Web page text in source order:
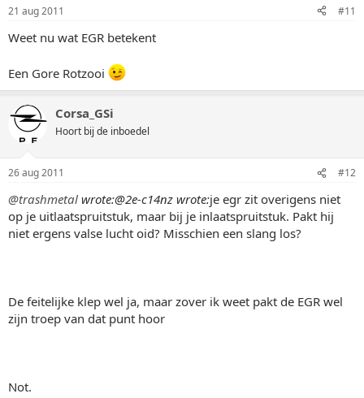
21 aug 2011 #11
Weet nu wat EGR betekent
Een Gore Rotzooi
Corsa_GSi
Hoort bij de inboedel
26 aug 2011 #12
@trashmetal wrote:@2e-c14nz wrote:je egr zit overigens niet
op je uitlaatspruitstuk, maar bij je inlaatspruitstuk. Pakt hij
niet ergens valse lucht oid? Misschien een slang los?
De feitelijke klep wel ja, maar zover ik weet pakt de EGR wel
zijn troep van dat punt hoor
Not.